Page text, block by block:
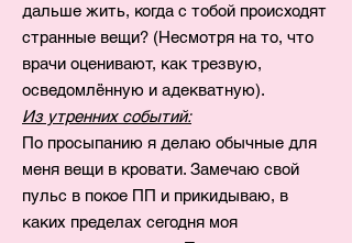
дальше жить, когда с тобой происходят
странные вещи? (Несмотря на то, что
врачи оценивают, как трезвую,
осведомлённую и адекватную).
Из утренних событий:
По просыпанию я делаю обычные для
меня вещи в кровати. Замечаю свой
пульс в покое ПП и прикидываю, в
каких пределах сегодня моя